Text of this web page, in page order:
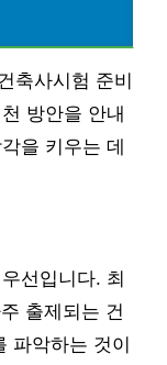
축사시험 준비
방안을 안내
을 키우는 데
선입니다. 최
출제되는 건
파악하는 것이